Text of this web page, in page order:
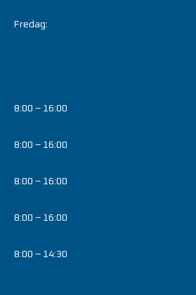
Fredag:
8:00 – 16:00
8:00 – 16:00
8:00 – 16:00
8:00 – 16:00
8:00 – 14:30